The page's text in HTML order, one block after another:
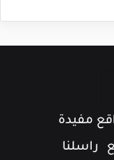
مفيدة
راسلنا